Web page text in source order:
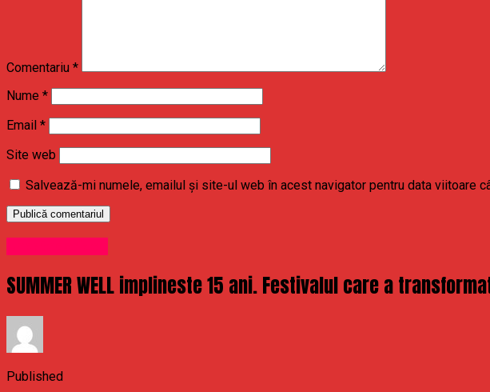
Comentariu *
Nume *
Email *
Site web
Salvează-mi numele, emailul și site-ul web în acest navigator pentru data viitoare
SUMMER WELL implineste 15 ani. Festivalul care a
Published